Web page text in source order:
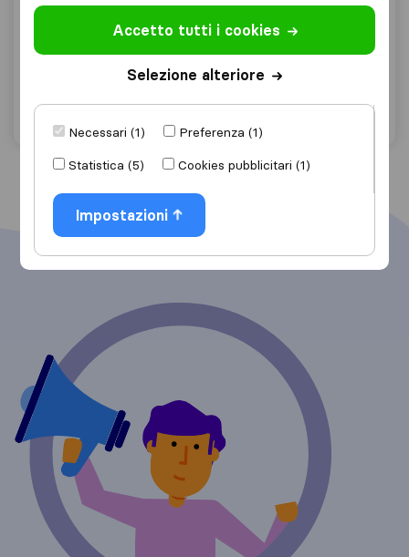
9,0
Amiata Traslochi
Arcidosso
Accetto tutti i cookies
Selezione alteriore
Necessari (1)
Preferenza (1)
Statistica (5)
Cookies pubblicitari (1)
Impostazioni